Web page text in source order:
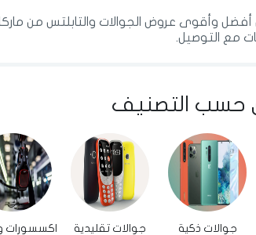
أفضل وأقوى عروض الجوالات والتابلتس من
مع التوصيل.
حسب التصنيف
جوالات ذكية جوالات تقليدية
اكسسورات